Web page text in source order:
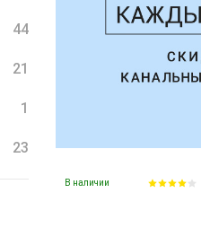
44
21
1
23
В наличии